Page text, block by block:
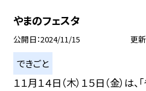
やまのフェスタ
公開日 2024/11/15 更
できごと
１１月１４日（木）１５日（金）は